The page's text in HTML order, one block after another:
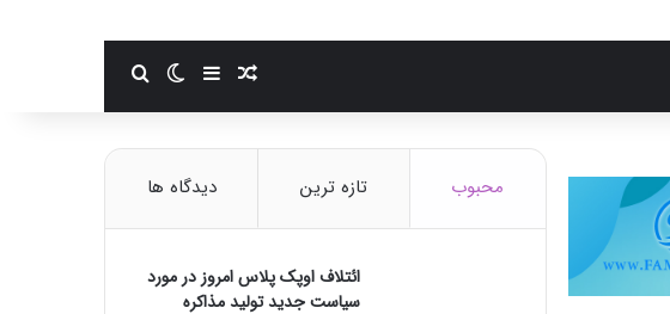
نوشته تصادفی
سایدبارتغییر پوسته
محبوب تازه ترین دیدگاه ها
ائتلاف اوپک پلاس امروز در مورد
سیاست جدید تولید مذاکره